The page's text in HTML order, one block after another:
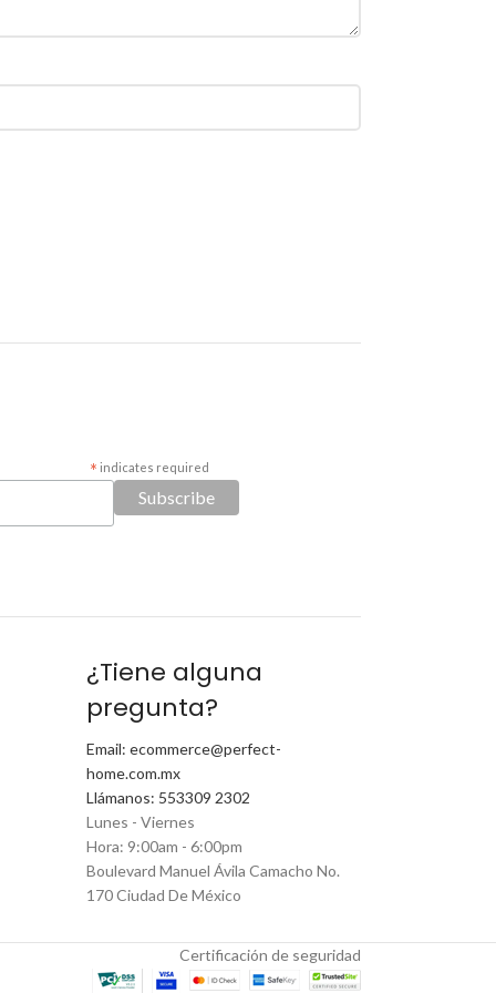
* indicates required
¿Tiene alguna
pregunta?
Email: ecommerce@perfect-
home.com.mx
Llámanos: 553309 2302
Lunes - Viernes
Hora: 9:00am - 6:00pm
Boulevard Manuel Ávila Camacho No.
170 Ciudad De México
Certificación de seguridad